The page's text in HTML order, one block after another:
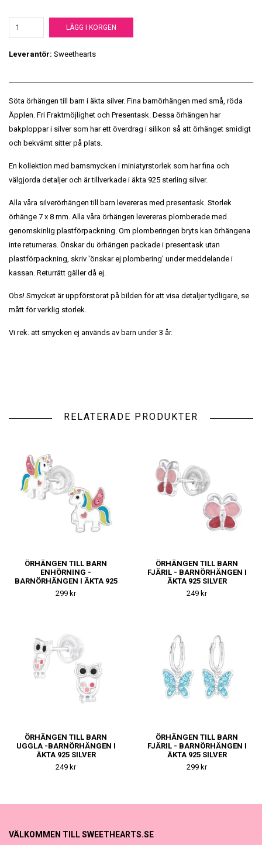
LÄGG I KORGEN
Leverantör: Sweethearts
Söta örhängen till barn i äkta silver. Fina barnörhängen med små, röda
Äpplen. Fri Fraktmöjlighet och Presentask. Dessa örhängen har
bakploppar i silver som har ett överdrag i silikon så att örhänget smidigt
och bekvämt sitter på plats.
En kollektion med barnsmycken i miniatyrstorlek som har fina och
välgjorda detaljer och är tillverkade i äkta 925 sterling silver.
Alla våra silverörhängen till barn levereras med presentask. Storlek
örhänge 7 x 8 mm. Alla våra örhängen levereras plomberade med
genomskinlig plastförpackning. Om plomberingen bryts kan örhängena
inte returneras. Önskar du örhängen packade i presentask utan
plastförpackning, skriv 'önskar ej plombering' under meddelande i
kassan. Returrätt gäller då ej.
Obs! Smycket är uppförstorat på bilden för att visa detaljer tydligare, se
mått för verklig storlek.
Vi rek. att smycken ej används av barn under 3 år.
RELATERADE PRODUKTER
ÖRHÄNGEN TILL BARN
ENHÖRNING -
BARNÖRHÄNGEN I ÄKTA 925
SILVER
299 kr
ÖRHÄNGEN TILL BARN
FJÄRIL - BARNÖRHÄNGEN I
ÄKTA 925 SILVER
249 kr
ÖRHÄNGEN TILL BARN
UGGLA -BARNÖRHÄNGEN I
ÄKTA 925 SILVER
249 kr
ÖRHÄNGEN TILL BARN
FJÄRIL - BARNÖRHÄNGEN I
ÄKTA 925 SILVER
299 kr
VÄLKOMMEN TILL SWEETHEARTS.SE